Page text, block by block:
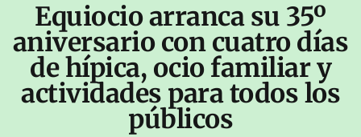
Equiocio arranca su 35º
aniversario con cuatro días
de hípica, ocio familiar y
actividades para todos los
públicos